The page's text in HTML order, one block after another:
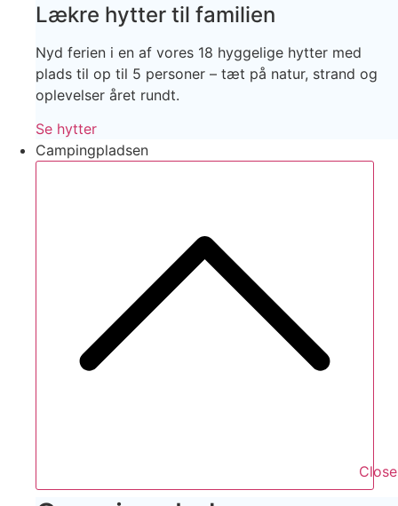
Lækre hytter til familien
Nyd ferien i en af vores 18 hyggelige hytter med
plads til op til 5 personer – tæt på natur, strand og
oplevelser året rundt.
Se hytter
Campingpladsen